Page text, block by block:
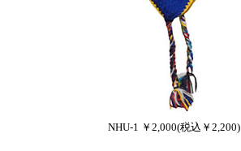
NHU-1 ￥2,000(税込￥2,200)